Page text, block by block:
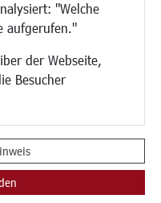
"Welche
aufgerufen."
der Webseite,
Besucher